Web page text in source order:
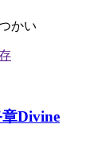
かい
Divine